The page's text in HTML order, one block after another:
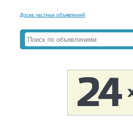
Доска частных объявлений